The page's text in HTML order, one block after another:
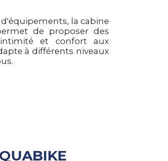
la cabine
de proposer des
et confort aux
à différents niveaux